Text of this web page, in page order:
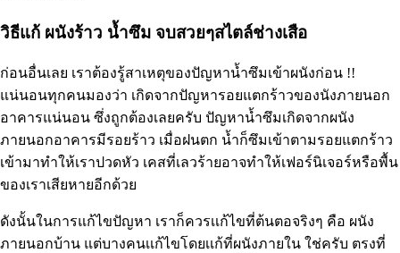
วิธีแก้ ผนังร้าว น้ำซึม จบสวยๆสไตล์ช่างเสือ
ก่อนอื่นเลย เราต้องรู้สาเหตุของปัญหาน้ำซึมเข้าผนังก่อน !!
แน่นอนทุกคนมองว่า เกิดจากปัญหารอยแตกร้าวของนังภายนอก
อาคารแน่นอน ซึ่งถูกต้องเลยครับ ปัญหาน้ำซึมเกิดจากผนัง
ภายนอกอาคารมีรอยร้าว เมื่อฝนตก น้ำก็ซึมเข้าตามรอยแตกร้าว
เข้ามาทำให้เราปวดหัว เคสที่เลวร้ายอาจทำให้เฟอร์นิเจอร์หรือพื้น
ของเราเสียหายอีกด้วย
ดังนั้นในการแก้ไขปัญหา เราก็ควรเเก้ไขที่ต้นตอจริงๆ คือ ผนัง
ภายนอกบ้าน แต่บางคนเเก้ไขโดยเเก้ที่ผนังภายใน ใช่ครับ ตรงที่